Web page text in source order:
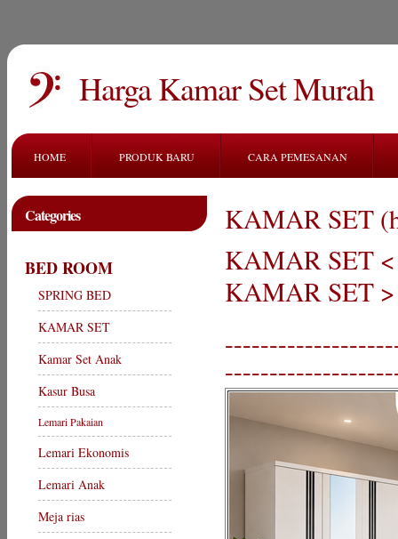
Harga Kamar Set Murah
HOME PRODUK BARU CARA PEMESANAN
Categories
BED ROOM
SPRING BED
KAMAR SET
Kamar Set Anak
Kasur Busa
Lemari Pakaian
Lemari Ekonomis
Lemari Anak
Meja rias
KAMAR SET
KAMAR SET <
KAMAR SET >